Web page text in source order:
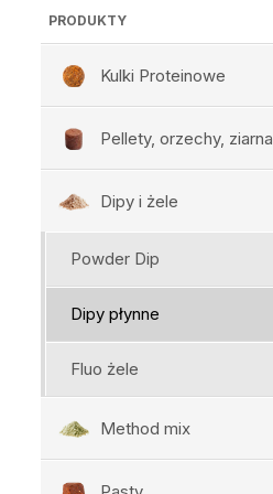
PRODUKTY
Kulki Proteinowe
Pellety, orzechy, ziarna
Dipy i żele
Powder Dip
Dipy płynne
Fluo żele
Method mix